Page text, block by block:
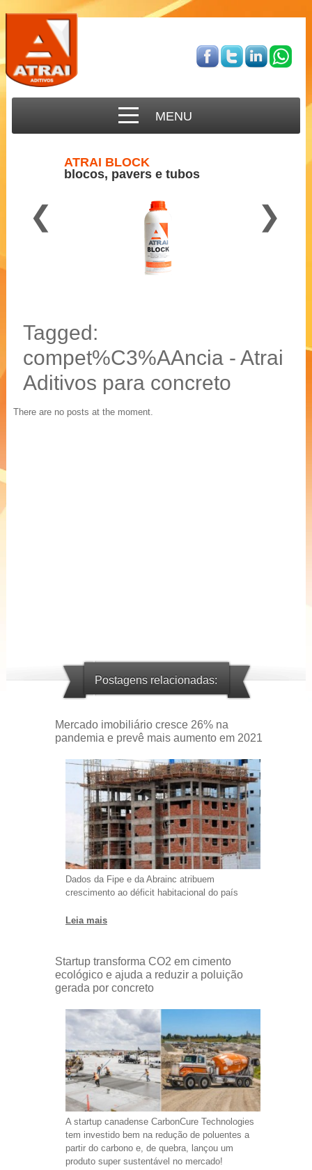
MENU
ATRAI BLOCK
blocos, pavers e tubos
Blocos, Pavers, Tubos
❮ ❯
Tagged:
compet%C3%AAncia - Atrai
Aditivos para concreto
There are no posts at the moment.
Postagens relacionadas:
Mercado imobiliário cresce 26% na
pandemia e prevê mais aumento em 2021
Dados da Fipe e da Abrainc atribuem
crescimento ao déficit habitacional do país
Leia mais
Startup transforma CO2 em cimento
ecológico e ajuda a reduzir a poluição
gerada por concreto
A startup canadense CarbonCure Technologies
tem investido bem na redução de poluentes a
partir do carbono e, de quebra, lançou um
produto super sustentável no mercado!